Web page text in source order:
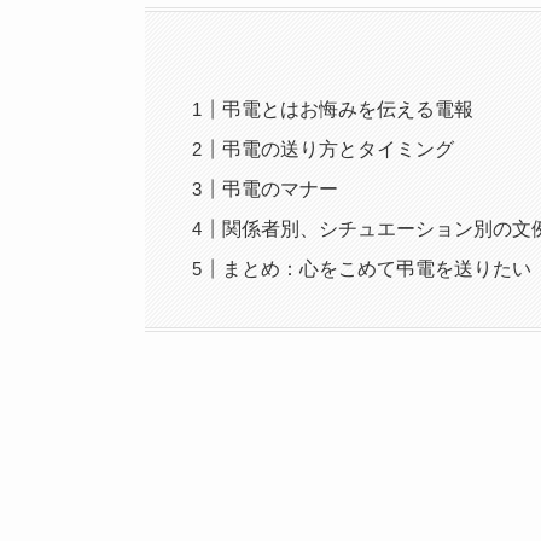
弔電とはお悔みを伝える電報
弔電の送り方とタイミング
弔電のマナー
関係者別、シチュエーション別の文
まとめ：心をこめて弔電を送りたい